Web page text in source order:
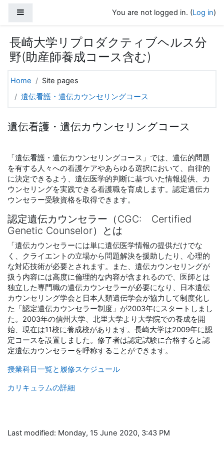
You are not logged in. (Log in)
長崎大学リプロダクティブヘルス分
野(助産師養成コース含む)
Home
Site pages
遺伝看護・遺伝カウンセリングコース
遺伝看護・遺伝カウンセリングコース
「遺伝看護・遺伝カウンセリングコース」では、遺伝的問題
を有する人々への看護ケアやあらゆる選択において、自律的
に決定できるよう、遺伝医学的判断に基づいた情報提供、カ
ウンセリングを実践できる看護職を育成します。認定遺伝カ
ウンセラー受験資格を取得できます。
認定遺伝カウンセラー（CGC: Certified
Genetic Counselor）とは
「遺伝カウンセラーには単に遺伝医学情報の提供だけでな
く、クライエントの立場から問題解決を援助したり、心理的
な対応技術が必要とされます。また、遺伝カウンセリングが
扱う内容には高度に倫理的な内容が含まれるので、医師とは
独立した専門職の遺伝カウンセラーが必要になり、日本遺伝
カウンセリング学会と日本人類遺伝学会が協力して制度化し
た「認定遺伝カウンセラー制度」が2003年にスタートしまし
た。2003年の信州大学、北里大学より大学院での養成を開
始、現在は11校に養成校があります。長崎大学は2009年に認
定コースを設置しました。修了者は認定試験に合格すると認
定遺伝カウンセラーを呼称することができます。
授業科目一覧と履修スケジュール
カリキュラムの詳細
Last modified: Monday, 15 June 2020, 3:43 PM